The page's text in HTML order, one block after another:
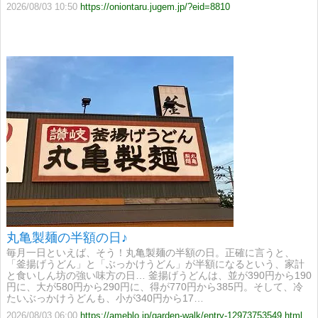
2026/08/03 10:50 https://oniontaru.jugem.jp/?eid=8810
丸亀製麺の半額の日♪
毎月一日といえば、そう！丸亀製麺の半額の日。正確に言うと、
「釜揚げうどん」と「ぶっかけうどん」が半額になるという、家計
と食いしん坊の強い味方の日… 釜揚げうどんは、並が390円から190
円に、大が580円から290円に、得が770円から385円。そして、冷
たいぶっかけうどんも、小が340円から17…
2026/08/03 06:00 https://ameblo.jp/garden-walk/entry-12973753549.html